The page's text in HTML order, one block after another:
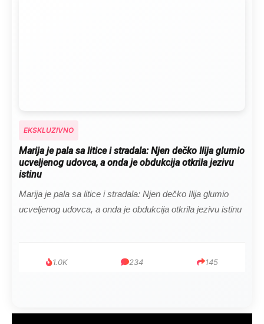
EKSKLUZIVNO
Marija je pala sa litice i stradala: Njen dečko Ilija glumio
ucveljenog udovca, a onda je obdukcija otkrila jezivu
istinu
Marija je pala sa litice i stradala: Njen dečko Ilija glumio
ucveljenog udovca, a onda je obdukcija otkrila jezivu istinu
1.0K 234 145